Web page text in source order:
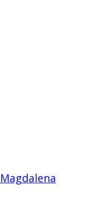
Magdalena